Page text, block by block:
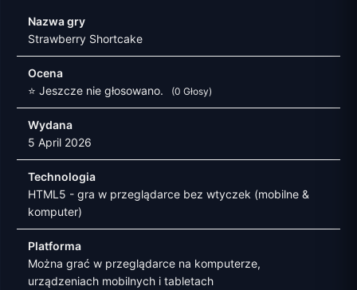
Nazwa gry
Strawberry Shortcake
Ocena
⭐ Jeszcze nie głosowano.
(0 Głosy)
Wydana
5 April 2026
Technologia
HTML5 - gra w przeglądarce bez wtyczek (mobilne &
komputer)
Platforma
Można grać w przeglądarce na komputerze,
urządzeniach mobilnych i tabletach